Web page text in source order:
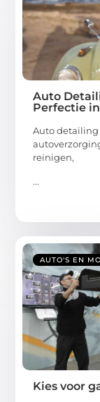
Auto
Perfectie
Auto detailing
reinigen,
...
AUTO'S EN
Kies voor